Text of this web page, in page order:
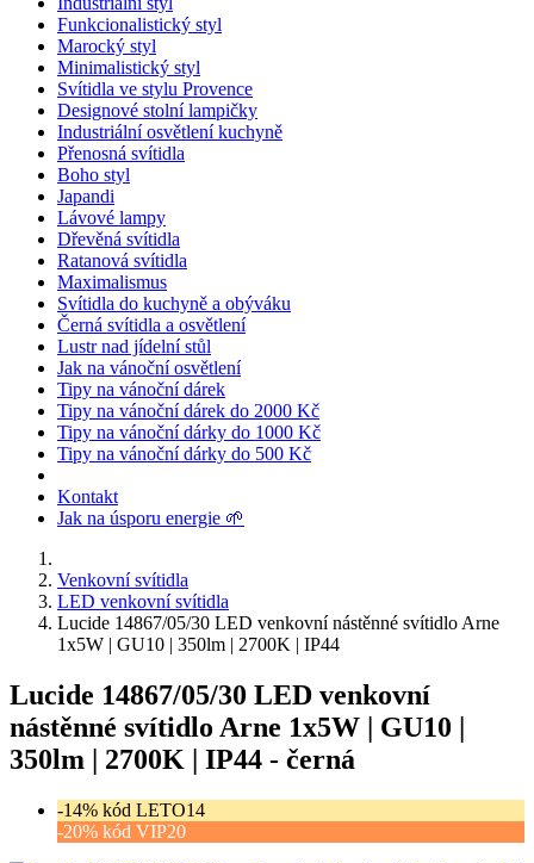
Funkcionalistický styl
Marocký styl
Minimalistický styl
Svítidla ve stylu Provence
Designové stolní lampičky
Industriální osvětlení kuchyně
Přenosná svítidla
Boho styl
Japandi
Lávové lampy
Dřevěná svítidla
Ratanová svítidla
Maximalismus
Svítidla do kuchyně a obýváku
Černá svítidla a osvětlení
Lustr nad jídelní stůl
Jak na vánoční osvětlení
Tipy na vánoční dárek
Tipy na vánoční dárek do 2000 Kč
Tipy na vánoční dárky do 1000 Kč
Tipy na vánoční dárky do 500 Kč
Kontakt
Jak na úsporu energie 🌱
Venkovní svítidla
LED venkovní svítidla
Lucide 14867/05/30 LED venkovní nástěnné svítidlo Arne
1x5W | GU10 | 350lm | 2700K | IP44
Lucide 14867/05/30 LED venkovní
nástěnné svítidlo Arne 1x5W | GU10 |
350lm | 2700K | IP44 - černá
-14% kód LETO14
-20% kód VIP20